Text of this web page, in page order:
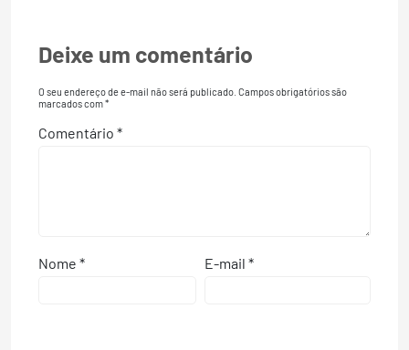
Deixe um comentário
O seu endereço de e-mail não será publicado. Campos obrigatórios são
marcados com*
Comentário *
Nome * E-mail *